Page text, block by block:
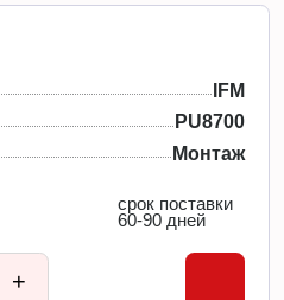
IFM
PU8700
Монтаж
срок поставки
60-90 дней
+